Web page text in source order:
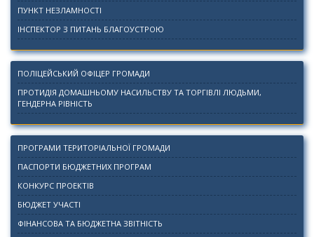
ПУНКТ НЕЗЛАМНОСТІ
ІНСПЕКТОР З ПИТАНЬ БЛАГОУСТРОЮ
ПОЛІЦЕЙСЬКИЙ ОФІЦЕР ГРОМАДИ
ПРОТИДІЯ ДОМАШНЬОМУ НАСИЛЬСТВУ ТА ТОРГІВЛІ ЛЮДЬМИ,
ГЕНДЕРНА РІВНІСТЬ
ПРОГРАМИ ТЕРИТОРІАЛЬНОЇ ГРОМАДИ
ПАСПОРТИ БЮДЖЕТНИХ ПРОГРАМ
КОНКУРС ПРОЕКТІВ
БЮДЖЕТ УЧАСТІ
ФІНАНСОВА ТА БЮДЖЕТНА ЗВІТНІСТЬ